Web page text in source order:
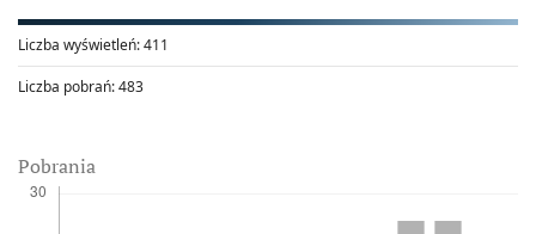
Liczba wyświetleń:411
Liczba pobrań:483
Pobrania